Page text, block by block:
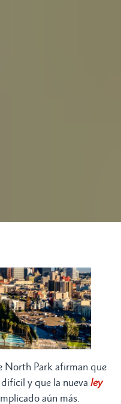
North Park afirman que
y que la nueva ley
aún más.